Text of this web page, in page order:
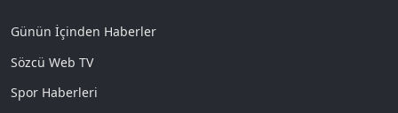
Günün İçinden Haberler
Sözcü Web TV
Spor Haberleri